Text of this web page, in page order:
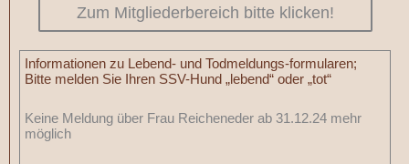
Zum Mitgliederbereich bitte klicken!
Informationen zu Lebend- und Todmeldungs-formularen;
Bitte melden Sie Ihren SSV-Hund „lebend“ oder „tot“
Keine Meldung über Frau Reicheneder ab 31.12.24 mehr
möglich